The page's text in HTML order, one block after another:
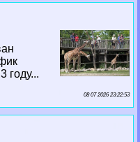
году...
08 07 2026 23:22:53